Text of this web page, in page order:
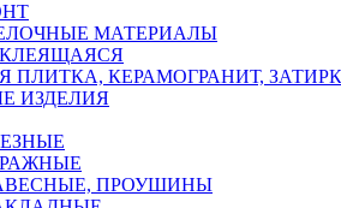
МАТЕРИАЛЫ
ПЛИТКА, КЕРАМОГРАНИТ,
ИЗДЕЛИЯ
ПРОУШИНЫ